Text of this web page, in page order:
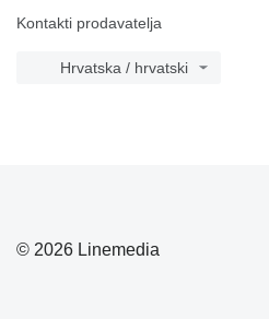
Kontakti prodavatelja
Hrvatska / hrvatski
© 2026 Linemedia